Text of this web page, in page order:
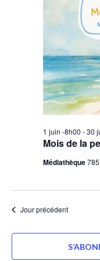
Mois de la
1 juin -8h00 -30
Médiathèque
Jour précédent